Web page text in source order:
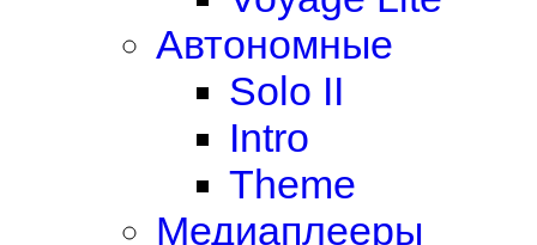
Автономные
Solo II
Intro
Theme
Медиаплееры